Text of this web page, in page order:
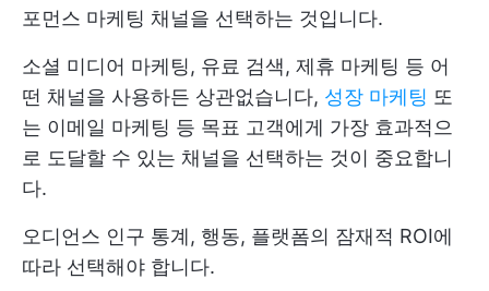
포먼스 마케팅 채널을 선택하는 것입니다.
소셜 미디어 마케팅, 유료 검색, 제휴 마케팅 등 어
떤 채널을 사용하든 상관없습니다, 성장 마케팅 또
는 이메일 마케팅 등 목표 고객에게 가장 효과적으
로 도달할 수 있는 채널을 선택하는 것이 중요합니
다.
오디언스 인구 통계, 행동, 플랫폼의 잠재적 ROI에
따라 선택해야 합니다.